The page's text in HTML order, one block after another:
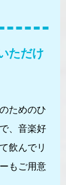
ただけ
ためのひ
、音楽好
飲んでリ
もご用意